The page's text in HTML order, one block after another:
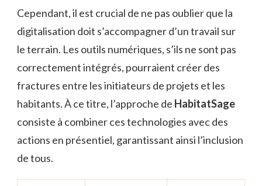
Cependant, il est crucial de ne pas oublier que la
digitalisation doit s’accompagner d’un travail sur
le terrain. Les outils numériques, s’ils ne sont pas
correctement intégrés, pourraient créer des
fractures entre les initiateurs de projets et les
habitants. À ce titre, l’approche de HabitatSage
consiste à combiner ces technologies avec des
actions en présentiel, garantissant ainsi l’inclusion
de tous.